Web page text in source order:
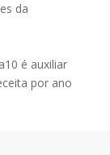
da
é auxiliar
por ano